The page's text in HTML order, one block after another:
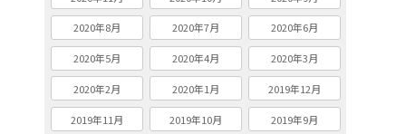
2020年8月 2020年7月 2020年6月
2020年5月 2020年4月 2020年3月
2020年2月 2020年1月 2019年12月
2019年11月 2019年10月 2019年9月